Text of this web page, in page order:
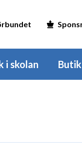
i skolan Butik